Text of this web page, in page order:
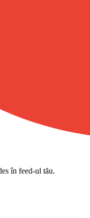
în feed-ul tău.